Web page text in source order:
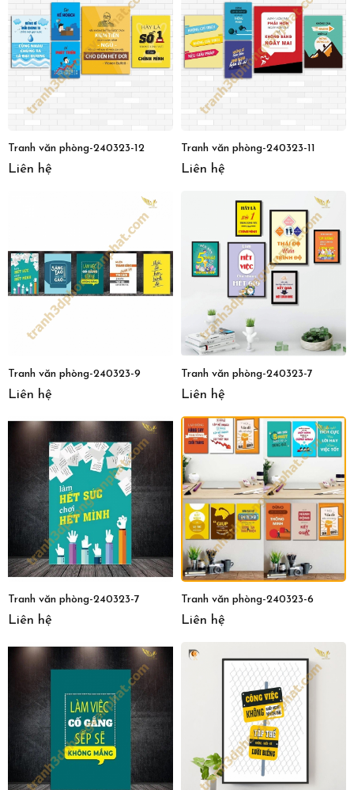
Tranh văn phòng-240323-12
Liên hệ
Tranh văn phòng-240323-11
Liên hệ
Tranh văn phòng-240323-9
Liên hệ
Tranh văn phòng-240323-7
Liên hệ
Tranh văn phòng-240323-7
Liên hệ
Tranh văn phòng-240323-6
Liên hệ